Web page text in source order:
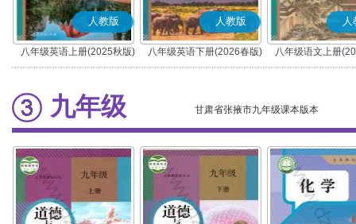
人教版
八年级英语上册(2025秋版)
人教版
八年级英语下册(2026春版)
人
八年级语文上册
(部编版)
九年级 甘肃省张掖市九年级课本版本